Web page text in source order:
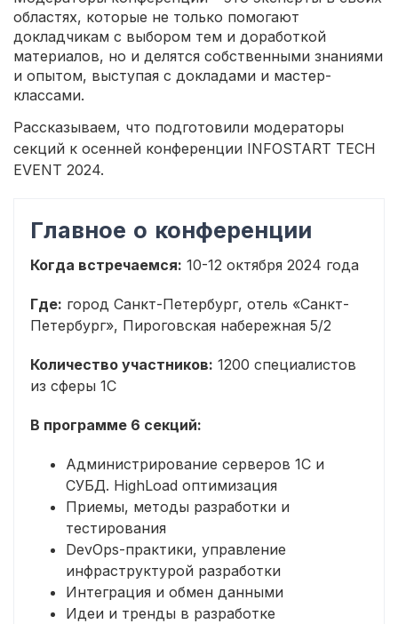
областях, которые не только помогают
докладчикам с выбором тем и доработкой
материалов, но и делятся собственными знаниями
и опытом, выступая с докладами и мастер-
классами.
Рассказываем, что подготовили модераторы
секций к осенней конференции INFOSTART TECH
EVENT 2024.
Главное о конференции
Когда встречаемся: 10-12 октября 2024 года
Где: город Санкт-Петербург, отель «Санкт-
Петербург», Пироговская набережная 5/2
Количество участников: 1200 специалистов
из сферы 1С
В программе 6 секций:
Администрирование серверов 1С и
СУБД. HighLoad оптимизация
Приемы, методы разработки и
тестирования
DevOps-практики, управление
инфраструктурой разработки
Интеграция и обмен данными
Идеи и тренды в разработке